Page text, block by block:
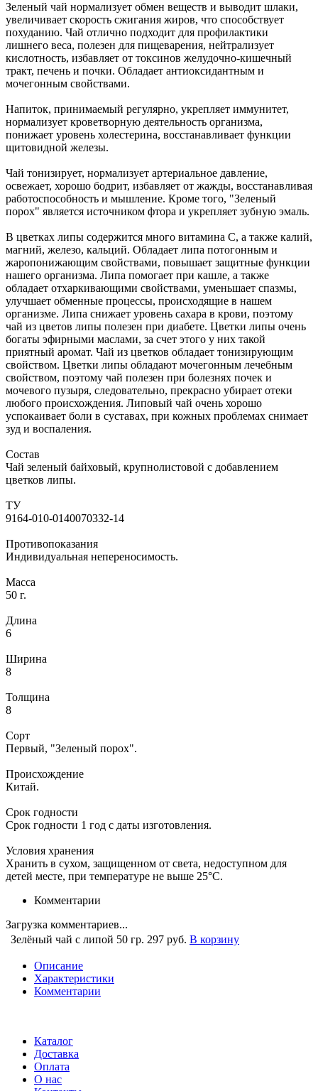
Зеленый чай нормализует обмен веществ и выводит шлаки,
увеличивает скорость сжигания жиров, что способствует
похуданию. Чай отлично подходит для профилактики
лишнего веса, полезен для пищеварения, нейтрализует
кислотность, избавляет от токсинов желудочно-кишечный
тракт, печень и почки. Обладает антиоксидантным и
мочегонным свойствами.
Напиток, принимаемый регулярно, укрепляет иммунитет,
нормализует кроветворную деятельность организма,
понижает уровень холестерина, восстанавливает функции
щитовидной железы.
Чай тонизирует, нормализует артериальное давление,
освежает, хорошо бодрит, избавляет от жажды, восстанавливая
работоспособность и мышление. Кроме того, "Зеленый
порох" является источником фтора и укрепляет зубную эмаль.
В цветках липы содержится много витамина С, а также калий,
магний, железо, кальций. Обладает липа потогонным и
жаропонижающим свойствами, повышает защитные функции
нашего организма. Липа помогает при кашле, а также
обладает отхаркивающими свойствами, уменьшает спазмы,
улучшает обменные процессы, происходящие в нашем
организме. Липа снижает уровень сахара в крови, поэтому
чай из цветов липы полезен при диабете. Цветки липы очень
богаты эфирными маслами, за счет этого у них такой
приятный аромат. Чай из цветков обладает тонизирующим
свойством. Цветки липы обладают мочегонным лечебным
свойством, поэтому чай полезен при болезнях почек и
мочевого пузыря, следовательно, прекрасно убирает отеки
любого происхождения. Липовый чай очень хорошо
успокаивает боли в суставах, при кожных проблемах снимает
зуд и воспаления.
Состав
Чай зеленый байховый, крупнолистовой с добавлением
цветков липы.
ТУ
9164-010-0140070332-14
Противопоказания
Индивидуальная непереносимость.
Масса
50 г.
Длина
6
Ширина
8
Толщина
8
Сорт
Первый, "Зеленый порох".
Происхождение
Китай.
Срок годности
Срок годности 1 год с даты изготовления.
Условия хранения
Хранить в сухом, защищенном от света, недоступном для
детей месте, при температуре не выше 25°С.
Комментарии
Загрузка комментариев...
Зелёный чай с липой 50 гр. 297 руб. В корзину
Описание
Характеристики
Комментарии
Каталог
Доставка
Оплата
О нас